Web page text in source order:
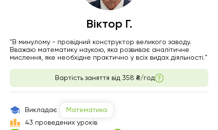
Віктор Г.
"В минулому - провідний конструктор великого заводу.
Вважаю математику наукою, яка розвиває аналітичне
мислення, яке необхідне практично у всіх видах діяльності."
Вартість заняття від 358 ₴/год
Викладає
Математика
43 проведених уроків
нд
9
пн
10
вт
11
ср
12
11:00
12:00
12:00